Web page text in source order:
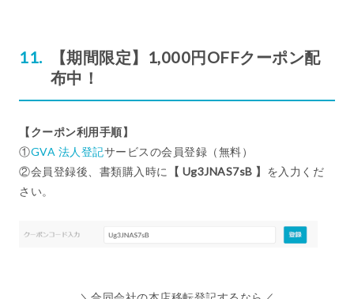
【期間限定】1,000円OFFクーポン配
布中！
【クーポン利用手順】
①GVA 法人登記サービスの会員登録（無料）
②会員登録後、書類購入時に
【 Ug3JNAS7sB 】 を入力くだ
さい。